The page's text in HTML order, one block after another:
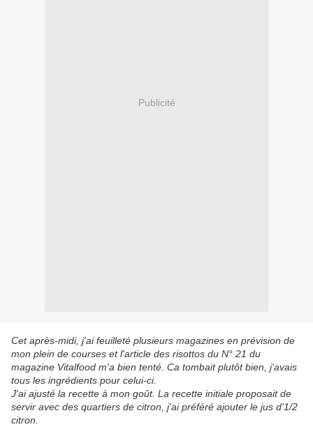
Publicité
Cet après-midi, j'ai feuilleté plusieurs magazines en prévision de
mon plein de courses et l'article des risottos du N° 21 du
magazine Vitalfood m'a bien tenté. Ca tombait plutôt bien, j'avais
tous les ingrédients pour celui-ci.
J'ai ajusté la recette à mon goût. La recette initiale proposait de
servir avec des quartiers de citron, j'ai préféré ajouter le jus d'1/2
citron.